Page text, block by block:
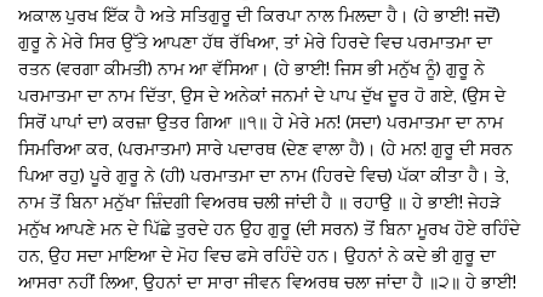
ਅਕਾਲ ਪੁਰਖ ਇੱਕ ਹੈ ਅਤੇ ਸਤਿਗੁਰੂ ਦੀ ਕਿਰਪਾ ਨਾਲ ਮਿਲਦਾ ਹੈ। (ਹੇ ਭਾਈ! ਜਦੋਂ)
ਗੁਰੂ ਨੇ ਮੇਰੇ ਸਿਰ ਉੱਤੇ ਆਪਣਾ ਹੱਥ ਰੱਖਿਆ, ਤਾਂ ਮੇਰੇ ਹਿਰਦੇ ਵਿਚ ਪਰਮਾਤਮਾ ਦਾ
ਰਤਨ (ਵਰਗਾ ਕੀਮਤੀ) ਨਾਮ ਆ ਵੱਸਿਆ। (ਹੇ ਭਾਈ! ਜਿਸ ਭੀ ਮਨੁੱਖ ਨੂੰ) ਗੁਰੂ ਨੇ
ਪਰਮਾਤਮਾ ਦਾ ਨਾਮ ਦਿੱਤਾ, ਉਸ ਦੇ ਅਨੇਕਾਂ ਜਨਮਾਂ ਦੇ ਪਾਪ ਦੁੱਖ ਦੂਰ ਹੋ ਗਏ, (ਉਸ ਦੇ
ਸਿਰੋਂ ਪਾਪਾਂ ਦਾ) ਕਰਜ਼ਾ ਉਤਰ ਗਿਆ ॥੧॥ ਹੇ ਮੇਰੇ ਮਨ! (ਸਦਾ) ਪਰਮਾਤਮਾ ਦਾ ਨਾਮ
ਸਿਮਰਿਆ ਕਰ, (ਪਰਮਾਤਮਾ) ਸਾਰੇ ਪਦਾਰਥ (ਦੇਣ ਵਾਲਾ ਹੈ)। (ਹੇ ਮਨ! ਗੁਰੂ ਦੀ ਸਰਨ
ਪਿਆ ਰਹੁ) ਪੂਰੇ ਗੁਰੂ ਨੇ (ਹੀ) ਪਰਮਾਤਮਾ ਦਾ ਨਾਮ (ਹਿਰਦੇ ਵਿਚ) ਪੱਕਾ ਕੀਤਾ ਹੈ। ਤੇ,
ਨਾਮ ਤੋਂ ਬਿਨਾ ਮਨੁੱਖਾ ਜ਼ਿੰਦਗੀ ਵਿਅਰਥ ਚਲੀ ਜਾਂਦੀ ਹੈ ॥ ਰਹਾਉ ॥ ਹੇ ਭਾਈ! ਜੇਹੜੇ
ਮਨੁੱਖ ਆਪਣੇ ਮਨ ਦੇ ਪਿੱਛੇ ਤੁਰਦੇ ਹਨ ਉਹ ਗੁਰੂ (ਦੀ ਸਰਨ) ਤੋਂ ਬਿਨਾ ਮੂਰਖ ਹੋਏ ਰਹਿੰਦੇ
ਹਨ, ਉਹ ਸਦਾ ਮਾਇਆ ਦੇ ਮੋਹ ਵਿਚ ਫਸੇ ਰਹਿੰਦੇ ਹਨ। ਉਹਨਾਂ ਨੇ ਕਦੇ ਭੀ ਗੁਰੂ ਦਾ
ਆਸਰਾ ਨਹੀਂ ਲਿਆ, ਉਹਨਾਂ ਦਾ ਸਾਰਾ ਜੀਵਨ ਵਿਅਰਥ ਚਲਾ ਜਾਂਦਾ ਹੈ ॥੨॥ ਹੇ ਭਾਈ!